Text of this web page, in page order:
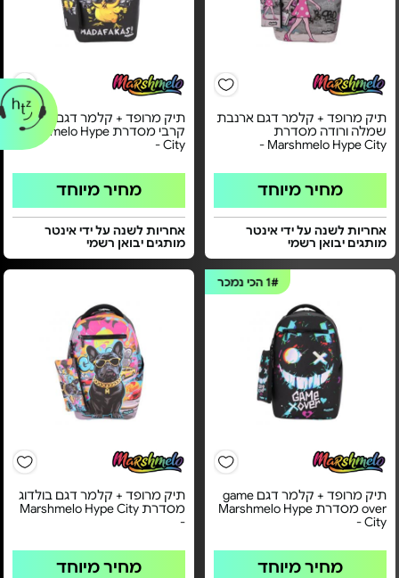
תיק מרופד + קלמר דגם ארנבת
שמלה ורודה מסדרת
Marshmelo Hype City -
מחיר מיוחד
אחריות לשנה על ידי אינטר
מותגים יבואן רשמי
תיק מרופד + קלמר דגם אפרוח
קרבי מסדרת Marshmelo Hype
City -
מחיר מיוחד
אחריות לשנה על ידי אינטר
מותגים יבואן רשמי
1#הכי נמכר
תיק מרופד + קלמר דגם game
over מסדרת Marshmelo Hype
City -
מחיר מיוחד
תיק מרופד + קלמר דגם בולדוג
מסדרת Marshmelo Hype City
-
מחיר מיוחד